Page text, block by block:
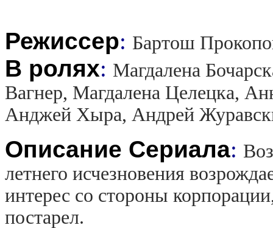
Режиссер: Бартош
В ролях: Магдалена
Вагнер, Магдалена Целецка,
Анджей Хыра, Андрей
Описание Сериала:
летнего исчезновения
интерес со стороны
постарел.